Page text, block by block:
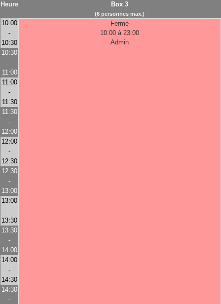
Heure Box 3
(6 personnes max.)
10:00
-
10:30
Fermé
10:00 à 23:00
Admin
10:30
-
11:00
11:00
-
11:30
11:30
-
12:00
12:00
-
12:30
12:30
-
13:00
13:00
-
13:30
13:30
-
14:00
14:00
-
14:30
14:30
-